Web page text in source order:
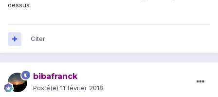
dessus
Citer
bibafranck
Posté(e) 11 février 2018